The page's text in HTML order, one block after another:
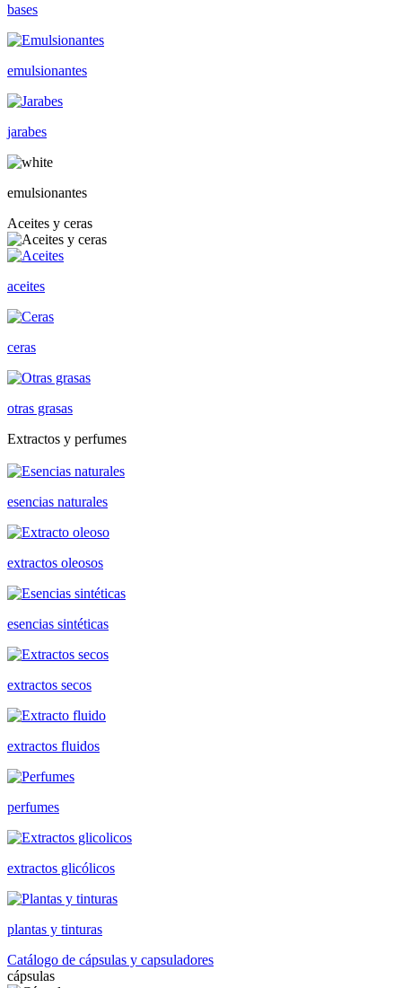
bases
emulsionantes
jarabes
emulsionantes
Aceites y ceras
aceites
ceras
otras grasas
Extractos y perfumes
esencias naturales
extractos oleosos
esencias sintéticas
extractos secos
extractos fluidos
perfumes
extractos glicólicos
plantas y tinturas
Catálogo de cápsulas y capsuladores
cápsulas